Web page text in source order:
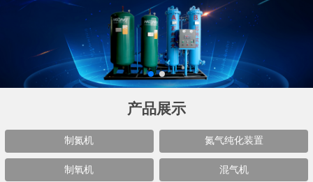
产品展示
制氮机 氮气纯化装置
制氧机 混气机